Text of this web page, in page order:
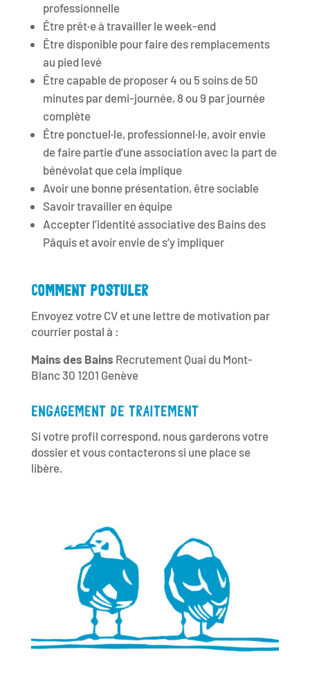
professionnelle
Être prêt·e à travailler le week-end
Être disponible pour faire des remplacements
au pied levé
Être capable de proposer 4 ou 5 soins de 50
minutes par demi-journée, 8 ou 9 par journée
complète
Être ponctuel·le, professionnel·le, avoir envie
de faire partie d’une association avec la part de
bénévolat que cela implique
Avoir une bonne présentation, être sociable
Savoir travailler en équipe
Accepter l’identité associative des Bains des
Pâquis et avoir envie de s’y impliquer
COMMENT POSTULER
Envoyez votre CV et une lettre de motivation par
courrier postal à :
Mains des Bains Recrutement Quai du Mont-
Blanc 30 1201 Genève
ENGAGEMENT DE TRAITEMENT
Si votre profil correspond, nous garderons votre
dossier et vous contacterons si une place se
libère.